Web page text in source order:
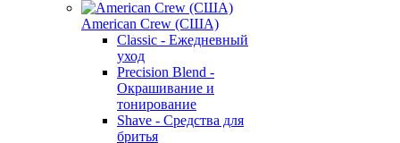
American Crew (США)
Classic - Ежедневный
уход
Precision Blend -
Окрашивание и
тонирование
Shave - Средства для
бритья